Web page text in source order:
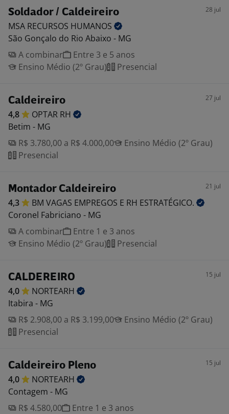
Soldador / Caldeireiro 28 jul
MSA RECURSOS HUMANOS
São Gonçalo do Rio Abaixo - MG
A combinar
Entre 3 e 5 anos
Ensino Médio (2º Grau)
Presencial
Caldeireiro 27 jul
4,8 OPTAR RH
Betim - MG
R$ 3.780,00 a R$ 4.000,00
Ensino Médio (2º Grau)
Presencial
Montador Caldeireiro 21 jul
4,3 BM VAGAS EMPREGOS E RH ESTRATÉGICO.
Coronel Fabriciano - MG
A combinar
Entre 1 e 3 anos
Ensino Médio (2º Grau)
Presencial
CALDEREIRO 15 jul
4,0
NORTEARH
Itabira - MG
R$ 2.908,00 a R$ 3.199,00
Ensino Médio (2º Grau)
Presencial
Caldeireiro Pleno 15 jul
4,0
NORTEARH
Contagem - MG
R$ 4.580,00
Entre 1 e 3 anos